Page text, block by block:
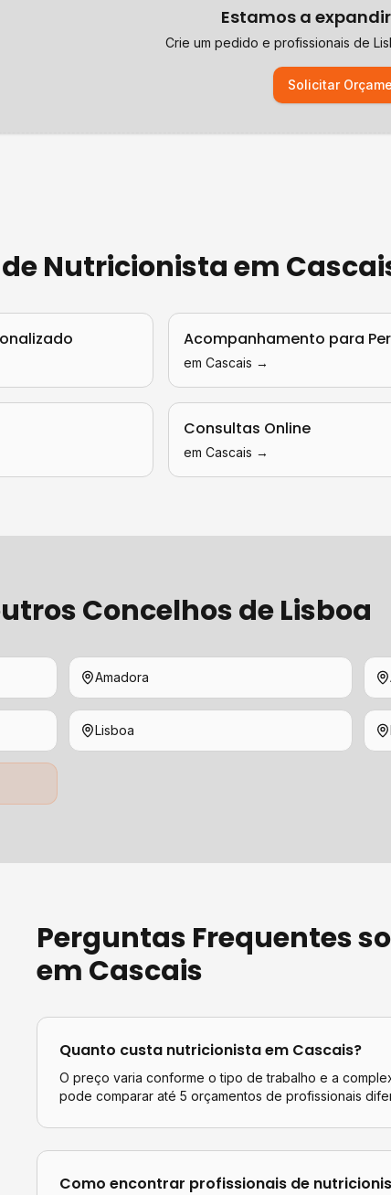
Estamos a
Crie um pedido e profissionais de
Solicitar
Nutricionistaem
Acompanhamento para
em Cascais →
Consultas Online
em Cascais →
Concelhos deLisboa
Amadora
Lisboa
Perguntas Frequentes
em Cascais
Quanto custa nutricionistaem Cascais?
O preço varia conforme o tipo de trabalho e a
pode comparar até 5 orçamentos de profissionais
Como encontrar profissionais de